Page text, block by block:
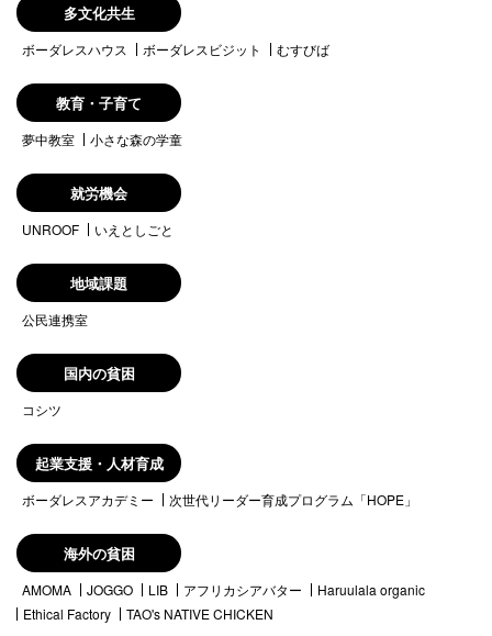
多文化共生
ボーダレスハウス ボーダレスビジット むすびば
教育・子育て
夢中教室 小さな森の学童
就労機会
UNROOF いえとしごと
地域課題
公民連携室
国内の貧困
コシツ
起業支援・人材育成
ボーダレスアカデミー 次世代リーダー育成プログラム「HOPE」
海外の貧困
AMOMA JOGGO LIB アフリカシアバター
Haruulala organic
Ethical Factory
TAO's NATIVE CHICKEN